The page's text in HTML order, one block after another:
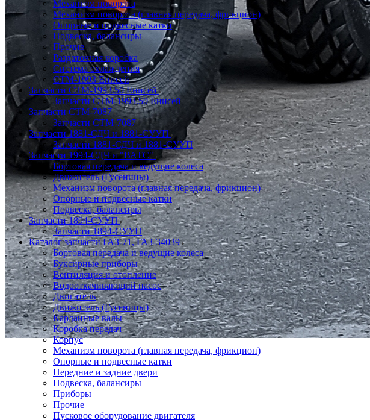
Механизм поворота
Механизм поворота (главная передача, фрикцион)
Опорные и подвесные катки
Подвеска, балансиры
Прочие
Раздаточная коробка
Система охлаждения
СТМ-1993 Енисей
Запчасти СТМ-1993.50 Енисей
Запчасти СТМ-1993.50 Енисей
Запчасти СТМ-7087
Запчасти СТМ-7087
Запчасти 1881-СДЧ и 1881-СУУП
Запчасти 1881-СДЧ и 1881-СУУП
Запчасти 1994-СДЧ и "ВАТС"
Бортовая передача и ведущие колеса
Движитель (Гусеницы)
Механизм поворота (главная передача, фрикцион)
Опорные и подвесные катки
Подвеска, балансиры
Запчасти 1894-СУУП
Запчасти 1894-СУУП
Каталог запчасти ГАЗ-71, ГАЗ-34039
Бортовая передача и ведущие колеса
Буксирные приборы
Вентиляция и отопление
Водооткачивающий насос
Двигатель
Движитель (Гусеницы)
Карданные валы
Коробка передач
Корпус
Механизм поворота (главная передача, фрикцион)
Опорные и подвесные катки
Передние и задние двери
Подвеска, балансиры
Приборы
Прочие
Пусковое оборудование двигателя